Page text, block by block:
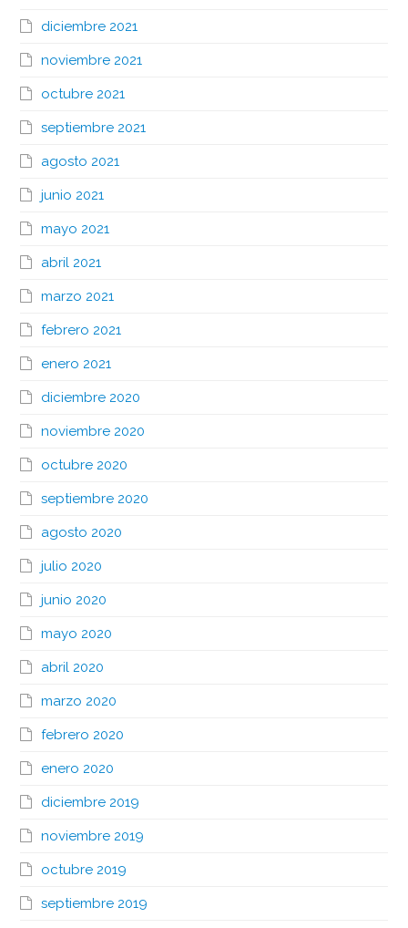
diciembre 2021
noviembre 2021
octubre 2021
septiembre 2021
agosto 2021
junio 2021
mayo 2021
abril 2021
marzo 2021
febrero 2021
enero 2021
diciembre 2020
noviembre 2020
octubre 2020
septiembre 2020
agosto 2020
julio 2020
junio 2020
mayo 2020
abril 2020
marzo 2020
febrero 2020
enero 2020
diciembre 2019
noviembre 2019
octubre 2019
septiembre 2019